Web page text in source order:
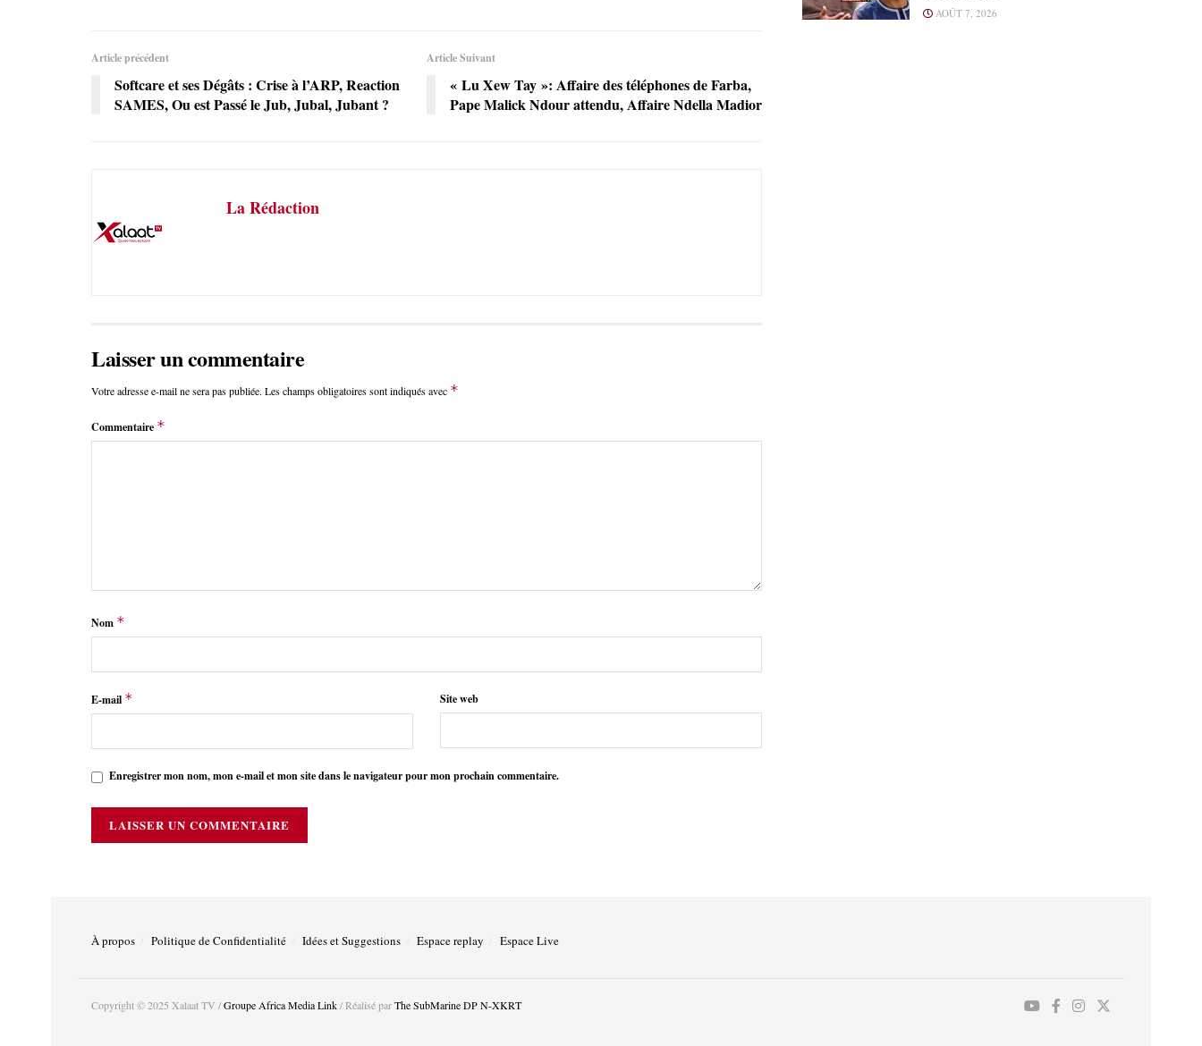
Article précédent
Softcare et ses Dégâts : Crise à l’ARP, Reaction
SAMES, Ou est Passé le Jub, Jubal, Jubant ?
Article Suivant
« Lu Xew Tay »: Affaire des téléphones de Farba,
Pape Malick Ndour attendu, Affaire Ndella Madior
La Rédaction
Laisser un commentaire
Votre adresse e-mail ne sera pas publiée. Les champs obligatoires sont indiqués avec *
Commentaire *
Nom *
E-mail * Site web
Enregistrer mon nom, mon e-mail et mon site dans le navigateur pour mon prochain commentaire.
AOÛT 7, 2026
À propos Politique de Confidentialité Idées et Suggestions Espace replay Espace Live
Copyright © 2025 Xalaat TV /Groupe Africa Media Link/ Réalisé parThe SubMarine DP N-XKRT